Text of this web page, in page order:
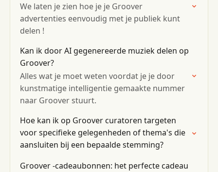
We laten je zien hoe je je Groover
advertenties eenvoudig met je publiek kunt
delen !
Kan ik door AI gegenereerde muziek delen op
Groover?
Alles wat je moet weten voordat je je door
kunstmatige intelligentie gemaakte nummer
naar Groover stuurt.
Hoe kan ik op Groover curatoren targeten
voor specifieke gelegenheden of thema's die
aansluiten bij een bepaalde stemming?
Groover -cadeaubonnen: het perfecte cadeau